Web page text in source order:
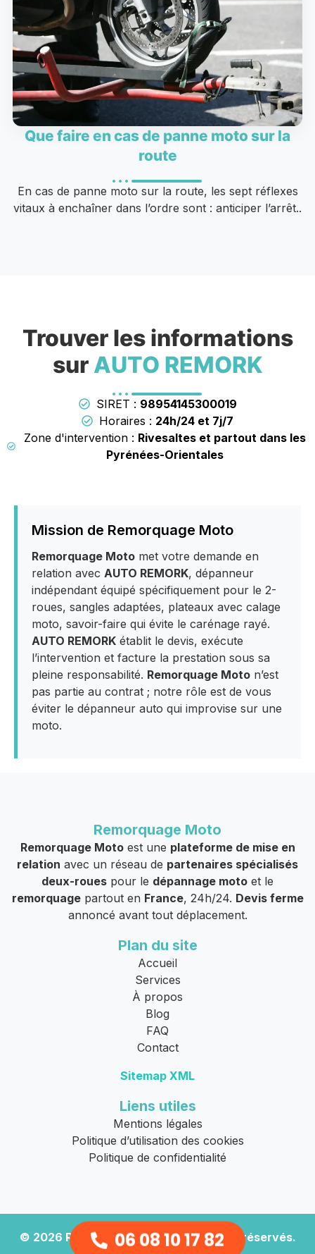
Que faire en cas de panne moto sur la
route
En cas de panne moto sur la route, les sept réflexes
vitaux à enchaîner dans l’ordre sont : anticiper l’arrêt..
Trouver les informations
sur AUTO REMORK
SIRET : 98954145300019
Horaires : 24h/24 et 7j/7
Zone d'intervention : Rivesaltes et partout dans les
Pyrénées-Orientales
Mission de Remorquage Moto
Remorquage Moto met votre demande en
relation avec AUTO REMORK, dépanneur
indépendant équipé spécifiquement pour le 2-
roues, sangles adaptées, plateaux avec calage
moto, savoir-faire qui évite le carénage rayé.
AUTO REMORK établit le devis, exécute
l’intervention et facture la prestation sous sa
pleine responsabilité. Remorquage Moto n’est
pas partie au contrat ; notre rôle est de vous
éviter le dépanneur auto qui improvise sur une
moto.
Remorquage Moto
Remorquage Motoest une plateforme de mise en
relation avec un réseau de partenaires spécialisés
deux-roues pour le dépannage moto et le
remorquagepartout en France, 24h/24. Devis ferme
annoncé avant tout déplacement.
Plan du site
Accueil
Services
À propos
Blog
FAQ
Contact
Sitemap XML
Liens utiles
Mentions légales
Politique d’utilisation des cookies
Politique de confidentialité
© 2026 Remorquage Moto. Tous droits réservés.
06 08 10 17 82